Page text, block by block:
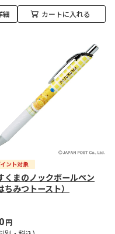
細 カートに入れる
くまのノックボールペン
ちみつトースト）
円